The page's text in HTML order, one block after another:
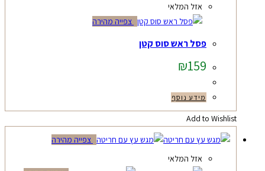
אזל המלאי
צפייה מהירה
פסל ראש סוס קטן
₪159
מידע נוסף
Add to Wishlist
צפייה מהירה
אזל המלאי